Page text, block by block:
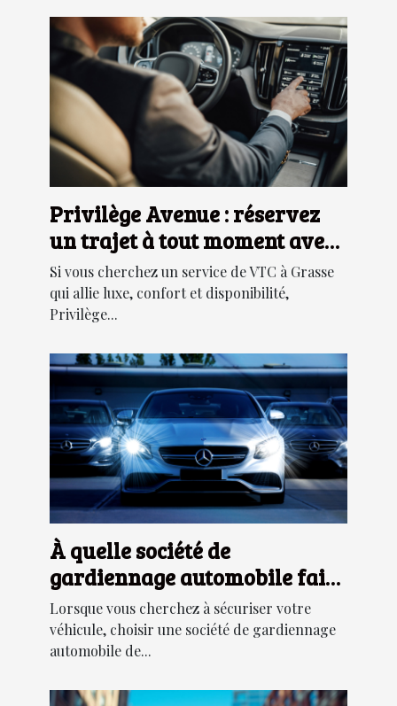
Privilège Avenue : réservez
un trajet à tout moment avec
cette société de VTC à Grasse !
Si vous cherchez un service de VTC à Grasse
qui allie luxe, confort et disponibilité,
Privilège...
À quelle société de
gardiennage automobile faire
confiance ?
Lorsque vous cherchez à sécuriser votre
véhicule, choisir une société de gardiennage
automobile de...